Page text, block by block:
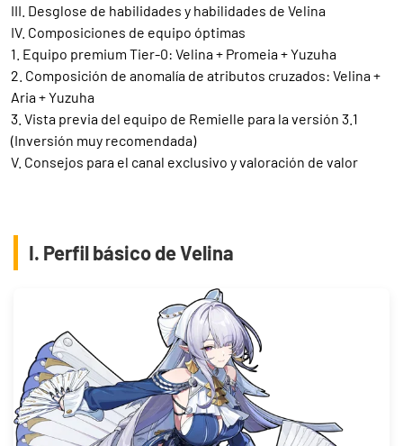
III. Desglose de habilidades y habilidades de Velina
IV. Composiciones de equipo óptimas
1. Equipo premium Tier-0: Velina + Promeia + Yuzuha
2. Composición de anomalía de atributos cruzados: Velina +
Aria + Yuzuha
3. Vista previa del equipo de Remielle para la versión 3.1
(Inversión muy recomendada)
V. Consejos para el canal exclusivo y valoración de valor
I. Perfil básico de Velina